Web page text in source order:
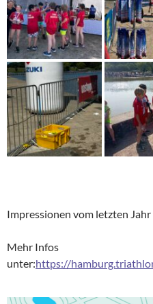
Impressionen vom letzten Jahr
Mehr Infos
unter:https://